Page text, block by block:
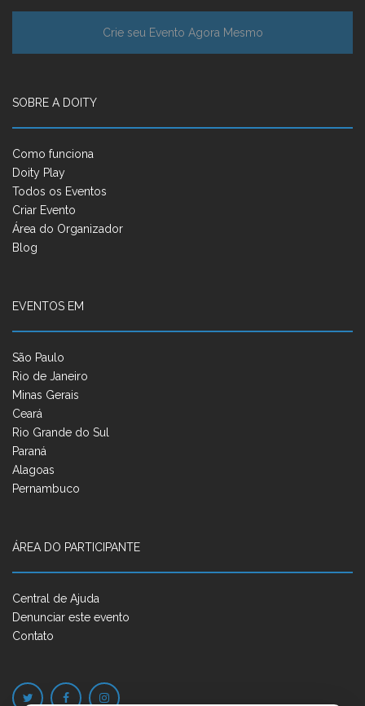
Crie seu Evento Agora Mesmo
SOBRE A DOITY
Como funciona
Doity Play
Todos os Eventos
Criar Evento
Área do Organizador
Blog
EVENTOS EM
São Paulo
Rio de Janeiro
Minas Gerais
Ceará
Rio Grande do Sul
Paraná
Alagoas
Pernambuco
ÁREA DO PARTICIPANTE
Central de Ajuda
Denunciar este evento
Contato